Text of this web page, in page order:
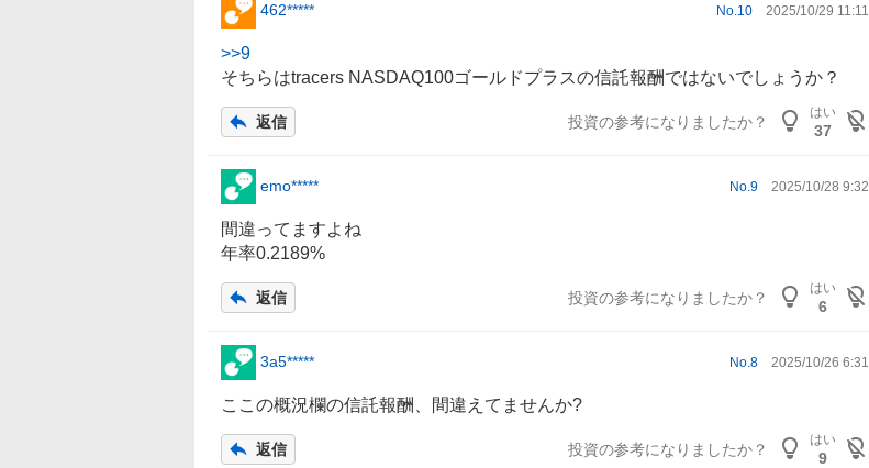
462***** No. 10 2025/10/29 11:11
>>9
そちらはtracers NASDAQ100ゴールドプラスの信託報酬ではないでしょうか？
返信 投資の参考になりましたか？
はい
37
emo***** No. 9 2025/10/28 9:32
間違ってますよね
年率0.2189%
返信 投資の参考になりましたか？
はい
6
3a5***** No. 8 2025/10/26 6:31
ここの概況欄の信託報酬、間違えてませんか?
返信 投資の参考になりましたか？
はい
9